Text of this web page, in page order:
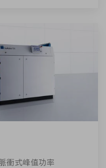
衝式峰值功率